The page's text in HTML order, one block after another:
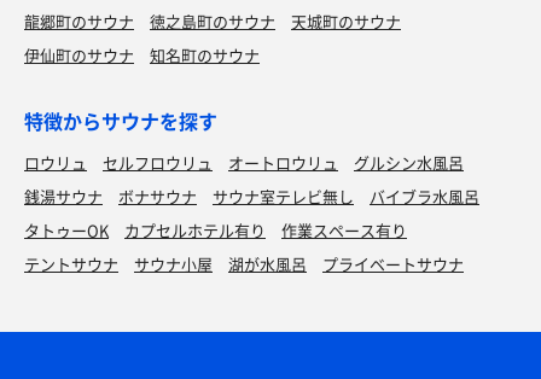
龍郷町のサウナ
徳之島町のサウナ
天城町のサウナ
伊仙町のサウナ
知名町のサウナ
特徴からサウナを探す
ロウリュ セルフロウリュ オートロウリュ
グルシン水風呂
銭湯サウナ
ボナサウナ サウナ室テレビ無し
バイブラ水風呂
タトゥーOK
カプセルホテル有り
作業スペース有り
テントサウナ
サウナ小屋 湖が水風呂 プライベートサウナ